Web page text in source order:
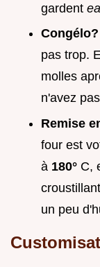
gardent
Congélo?
pas trop.
molles
n'avez
Remise
four est
à 180° C,
un peu